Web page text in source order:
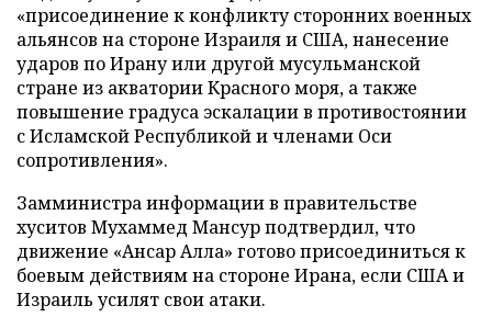
«присоединение к конфликту сторонних военных
альянсов на стороне Израиля и США, нанесение
ударов по Ирану или другой мусульманской
стране из акватории Красного моря, а также
повышение градуса эскалации в противостоянии
с Исламской Республикой и членами Оси
сопротивления».
Замминистра информации в правительстве
хуситов Мухаммед Мансур подтвердил, что
движение «Ансар Алла» готово присоединиться к
боевым действиям на стороне Ирана, если США и
Израиль усилят свои атаки.